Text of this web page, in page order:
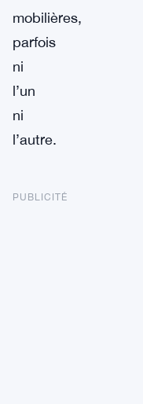
mobilières,
parfois
ni
l’un
ni
l’autre.
PUBLICITÉ